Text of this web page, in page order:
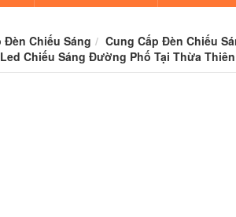
Đèn Chiếu Sáng
Cung Cấp Đèn Chiếu
Chiếu Sáng Đường Phố Tại Thừa